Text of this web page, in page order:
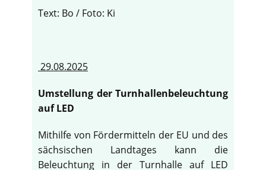
Text: Bo / Foto: Ki
29.08.2025
Umstellung der Turnhallenbeleuchtung
auf LED
Mithilfe von Fördermitteln der EU und des
sächsischen Landtages kann die
Beleuchtung in der Turnhalle auf LED